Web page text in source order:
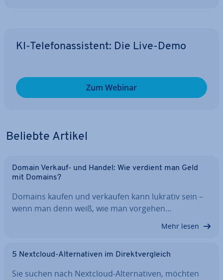
KI-Te­le­fon­as­sis­tent: Die Live-Demo
Zum Webinar
Beliebte Artikel
Domain Verkauf- und Handel: Wie verdient man Geld
mit Domains?
Domains kaufen und verkaufen kann lukrativ sein –
wenn man denn weiß, wie man vorgehen…
Mehr lesen
5 Nextcloud-Al­ter­na­ti­ven im Di­rekt­ver­gleich
Sie suchen nach Nextcloud-Al­ter­na­ti­ven, möchten